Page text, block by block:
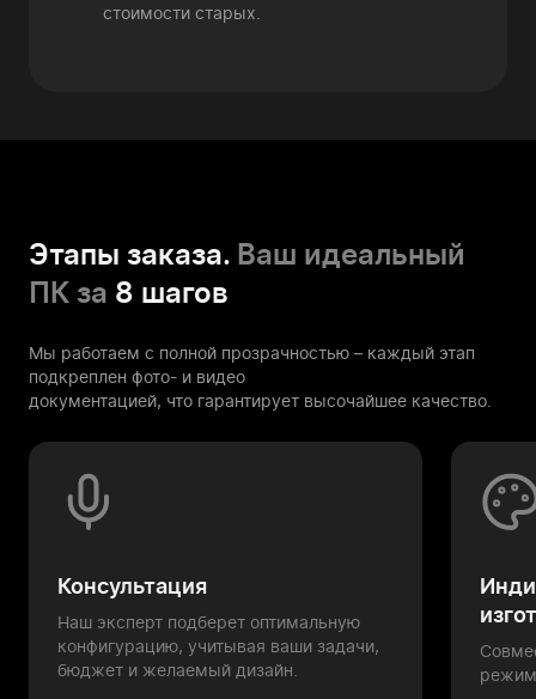
стоимости старых.
Этапы заказа. Ваш идеальный
ПК за 8 шагов
Мы работаем с полной прозрачностью – каждый этап
подкреплен фото- и видео
документацией, что гарантирует высочайшее качество.
Консультация
Наш эксперт подберет оптимальную
конфигурацию, учитывая ваши задачи,
бюджет и желаемый дизайн.